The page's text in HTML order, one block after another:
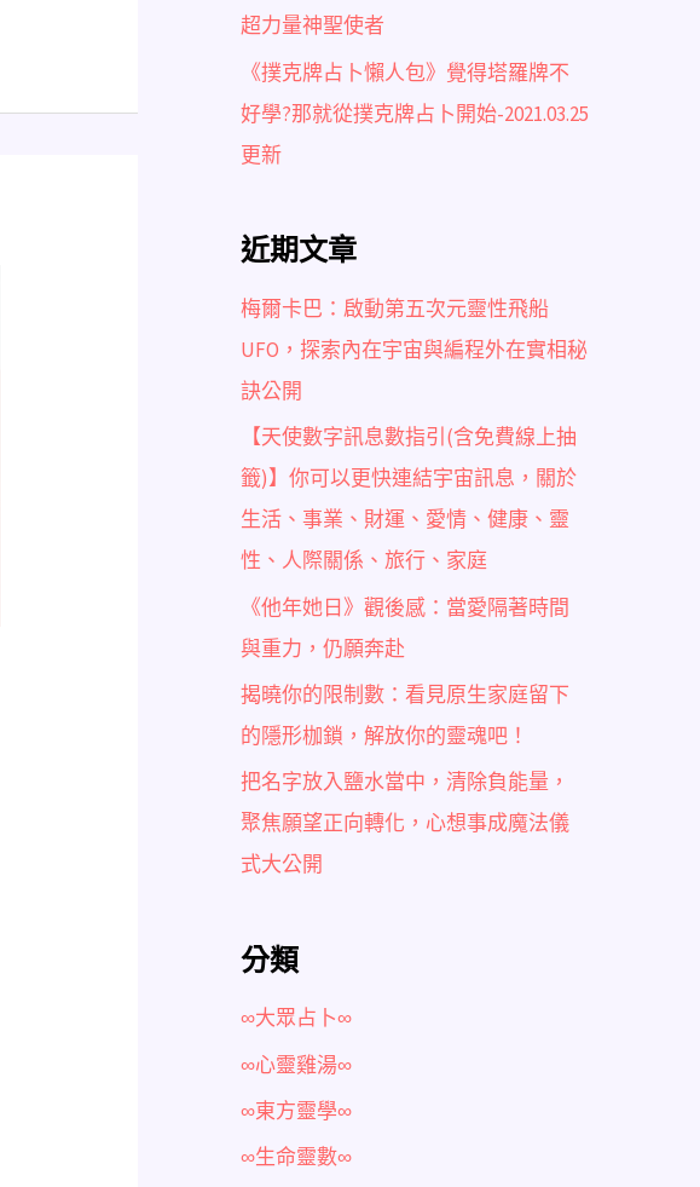
超力量神聖使者
《撲克牌占卜懶人包》覺得塔羅牌不
好學?那就從撲克牌占卜開始-2021.03.25
更新
近期文章
梅爾卡巴：啟動第五次元靈性飛船
UFO，探索內在宇宙與編程外在實相秘
訣公開
【天使數字訊息數指引(含免費線上抽
籤)】你可以更快連結宇宙訊息，關於
生活、事業、財運、愛情、健康、靈
性、人際關係、旅行、家庭
《他年她日》觀後感：當愛隔著時間
與重力，仍願奔赴
揭曉你的限制數：看見原生家庭留下
的隱形枷鎖，解放你的靈魂吧！
把名字放入鹽水當中，清除負能量，
聚焦願望正向轉化，心想事成魔法儀
式大公開
分類
∞大眾占卜∞
∞心靈雞湯∞
∞東方靈學∞
∞生命靈數∞